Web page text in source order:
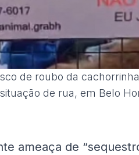
de roubo da
de rua, em Belo
ameaça de